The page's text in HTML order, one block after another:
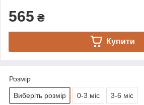
565 ₴
Купити
Розмір
Виберіть розмір 0-3 міс 3-6 міс